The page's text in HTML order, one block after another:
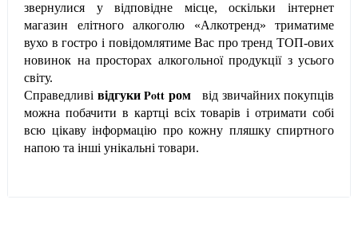
звернулися у відповідне місце, оскільки інтернет
магазин елітного алкоголю «Алкотренд» триматиме
вухо в гостро і повідомлятиме Вас про тренд ТОП-ових
новинок на просторах алкогольної продукції з усього
світу.
Справедливі відгуки Pott ром
від звичайних покупців
можна побачити в картці всіх товарів і отримати собі
всю цікаву інформацію про кожну пляшку спиртного
напою та інші унікальні товари.